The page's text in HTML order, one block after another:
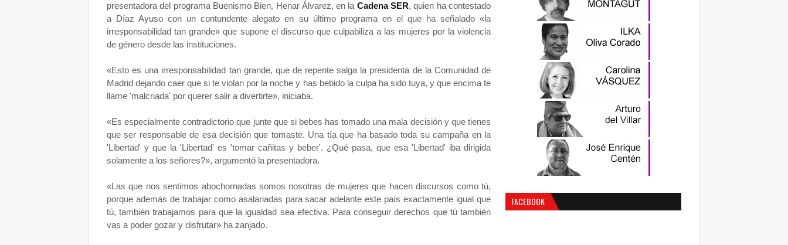
presentadora del programa Buenismo Bien, Henar Álvarez, en la Cadena SER, quien ha contestado
a Díaz Ayuso con un contundente alegato en su último programa en el que ha señalado «la
irresponsabilidad tan grande» que supone el discurso que culpabiliza a las mujeres por la violencia
de género desde las instituciones.
«Esto es una irresponsabilidad tan grande, que de repente salga la presidenta de la Comunidad de
Madrid dejando caer que si te violan por la noche y has bebido la culpa ha sido tuya, y que encima te
llame 'malcriada' por querer salir a divertirte», iniciaba.
«Es especialmente contradictorio que junte que si bebes has tomado una mala decisión y que tienes
que ser responsable de esa decisión que tomaste. Una tía que ha basado toda su campaña en la
'Libertad' y que la 'Libertad' es 'tomar cañitas y beber'. ¿Qué pasa, que esa 'Libertad' iba dirigida
solamente a los señores?», argumentó la presentadora.
«Las que nos sentimos abochornadas somos nosotras de mujeres que hacen discursos como tú,
porque además de trabajar como asalariadas para sacar adelante este país exactamente igual que
tú, también trabajamos para que la igualdad sea efectiva. Para conseguir derechos que tú también
vas a poder gozar y disfrutar» ha zanjado.
FACEBOOK